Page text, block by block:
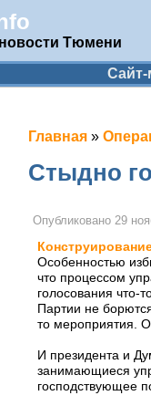
Тюмени
Вы здесь
Главная »
Стыдно
Опубликовано 29
Особенностью
что процессом
голосования что-
Партии не
то мероприятия.
И президента и
занимающиеся
господствующее